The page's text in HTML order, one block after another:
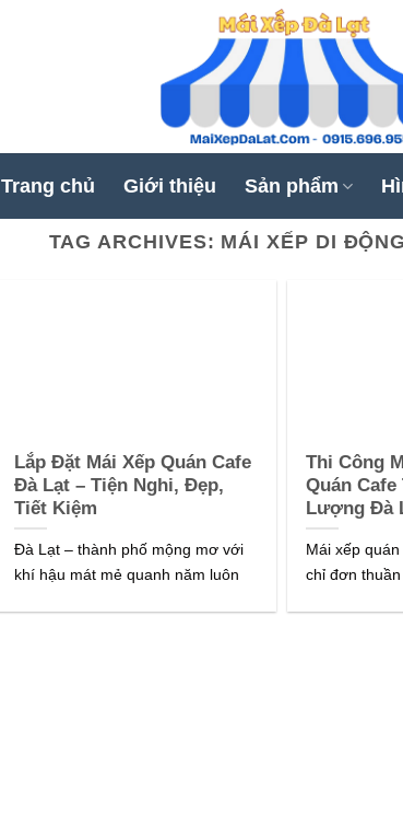
Trang chủ Giới thiệu Sản phẩm
TAG ARCHIVES: MÁI XẾP DI
Lắp Đặt Mái Xếp Quán Cafe
Đà Lạt – Tiện Nghi, Đẹp,
Tiết Kiệm
Đà Lạt – thành phố mộng mơ với
khí hậu mát mẻ quanh năm luôn
Thi Công
Quán Cafe
Lượng Đà
Mái xếp
chỉ đơn